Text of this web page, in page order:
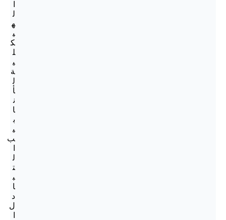
ل
ه
ي
ك
ل
ي
ة
ل
أ
ن
ا
ب
ي
ب
ل
ت
ب
ا
د
ل